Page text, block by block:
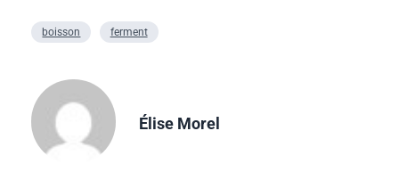
boisson ferment
Élise Morel